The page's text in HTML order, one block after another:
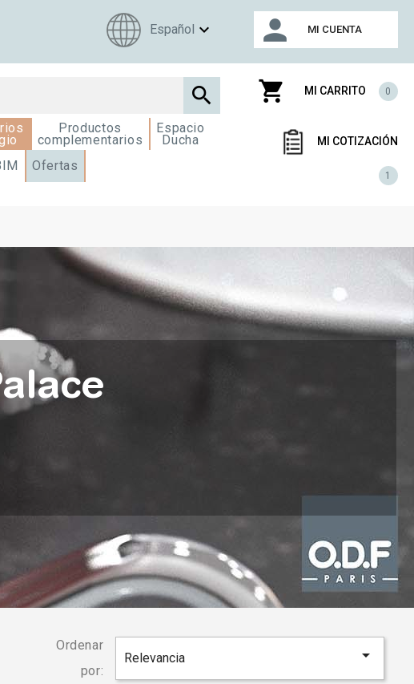
Español expand_more person MI CUENTA

Productos
complementarios
Espacio
Ducha
Ofertas
shopping_cart MI CARRITO 0
MI COTIZACIÓN
1
Ordenar
por:
Relevancia 